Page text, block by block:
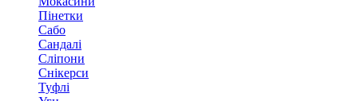
Пінетки
Сабо
Сандалі
Сліпони
Снікерси
Туфлі